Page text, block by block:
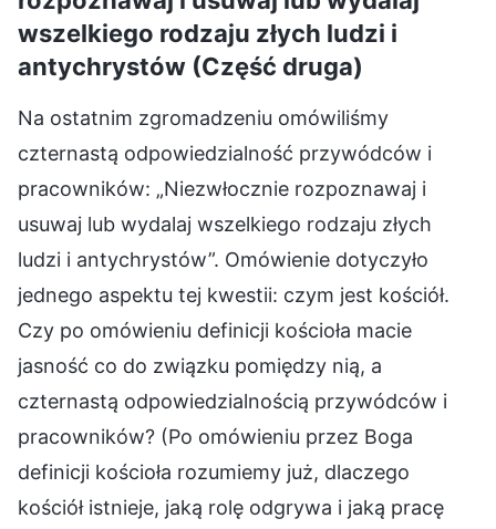
wszelkiego rodzaju złych ludzi i
antychrystów (Część druga)
Na ostatnim zgromadzeniu omówiliśmy
czternastą odpowiedzialność przywódców i
pracowników: „Niezwłocznie rozpoznawaj i
usuwaj lub wydalaj wszelkiego rodzaju złych
ludzi i antychrystów”. Omówienie dotyczyło
jednego aspektu tej kwestii: czym jest kościół.
Czy po omówieniu definicji kościoła macie
jasność co do związku pomiędzy nią, a
czternastą odpowiedzialnością przywódców i
pracowników? (Po omówieniu przez Boga
definicji kościoła rozumiemy już, dlaczego
kościół istnieje, jaką rolę odgrywa i jaką pracę